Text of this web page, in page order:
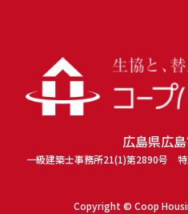
広島県広
一級建築士事務所21(1)第2890号
Copyright © Coop